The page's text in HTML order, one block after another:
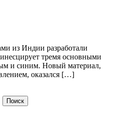
из Индии разработали
тремя основными
и синим. Новый материал,
оказался […]
Поиск